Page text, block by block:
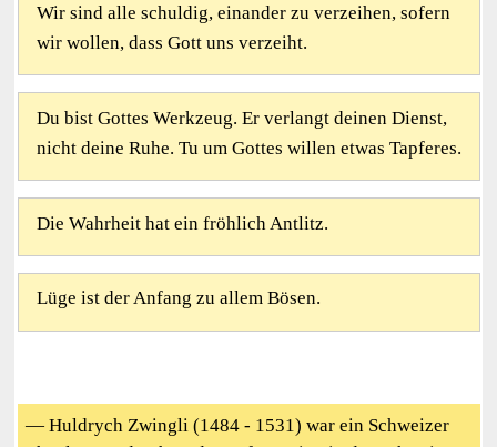
Wir sind alle schuldig, einander zu verzeihen, sofern
wir wollen, dass Gott uns verzeiht.
Du bist Gottes Werkzeug. Er verlangt deinen Dienst,
nicht deine Ruhe. Tu um Gottes willen etwas Tapferes.
Die Wahrheit hat ein fröhlich Antlitz.
Lüge ist der Anfang zu allem Bösen.
— Huldrych Zwingli (1484 - 1531) war ein Schweizer